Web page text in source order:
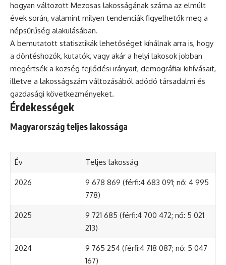
hogyan változott Mezosas lakosságának száma az elmúlt
évek során, valamint milyen tendenciák figyelhetők meg a
népsűrűség alakulásában.
A bemutatott statisztikák lehetőséget kínálnak arra is, hogy
a döntéshozók, kutatók, vagy akár a helyi lakosok jobban
megértsék a község fejlődési irányait, demográfiai kihívásait,
illetve a lakosságszám változásából adódó társadalmi és
gazdasági következményeket.
Érdekességek
Magyarország teljes lakossága
Év Teljes lakosság
2026
9 678 869 (férfi:4 683 091; nő: 4 995
778)
2025
9 721 685 (férfi:4 700 472; nő: 5 021
213)
2024
9 765 254 (férfi:4 718 087; nő: 5 047
167)